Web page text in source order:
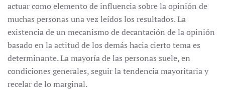
actuar como elemento de influencia sobre la opinión de
muchas personas una vez leídos los resultados. La
existencia de un mecanismo de decantación de la opinión
basado en la actitud de los demás hacia cierto tema es
determinante. La mayoría de las personas suele, en
condiciones generales, seguir la tendencia mayoritaria y
recelar de lo marginal.